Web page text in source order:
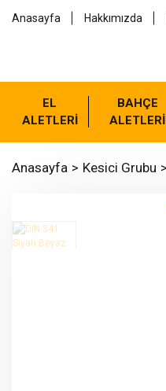
Anasayfa Hakkımızda
EL
ALETLERİ
BAHÇE
ALETLERİ
Anasayfa Kesici Grubu